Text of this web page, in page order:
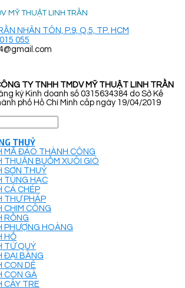
MỸ THUẬT LINH TRẦN
NHÂN TÔN, P.9, Q.5, TP. HCM
055
TY TNHH TMDV MỸ THUẬT LINH TRẦN
ký Kinh doanh số 0315634384 do Sở Kế
phố Hồ Chí Minh cấp ngày 19/04/2019
THUỶ
MÃ ĐÁO THÀNH CÔNG
THUẬN BUỒM XUÔI GIÓ
SƠN THUỶ
TÙNG HẠC
CÁ CHÉP
THƯ PHÁP
CHIM CÔNG
RỒNG
PHƯỢNG HOÀNG
HỔ
TỨ QUÝ
ĐẠI BÀNG
CON DÊ
CON GÀ
CÂY TRE